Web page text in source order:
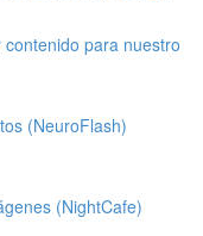
para nuestro
(NeuroFlash)
(NightCafe)